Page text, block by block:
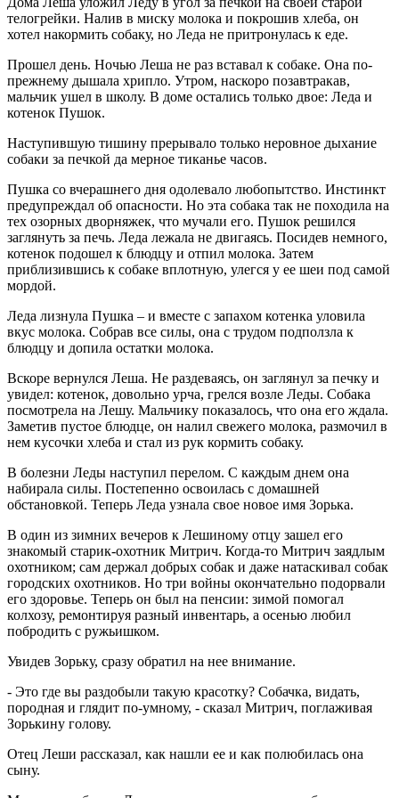
телогрейки. Налив в миску молока и покрошив хлеба, он
хотел накормить собаку, но Леда не притронулась к еде.
Прошел день. Ночью Леша не раз вставал к собаке. Она по-
прежнему дышала хрипло. Утром, наскоро позавтракав,
мальчик ушел в школу. В доме остались только двое: Леда и
котенок Пушок.
Наступившую тишину прерывало только неровное дыхание
собаки за печкой да мерное тиканье часов.
Пушка со вчерашнего дня одолевало любопытство. Инстинкт
предупреждал об опасности. Но эта собака так не походила на
тех озорных дворняжек, что мучали его. Пушок решился
заглянуть за печь. Леда лежала не двигаясь. Посидев немного,
котенок подошел к блюдцу и отпил молока. Затем
приблизившись к собаке вплотную, улегся у ее шеи под самой
мордой.
Леда лизнула Пушка – и вместе с запахом котенка уловила
вкус молока. Собрав все силы, она с трудом подползла к
блюдцу и допила остатки молока.
Вскоре вернулся Леша. Не раздеваясь, он заглянул за печку и
увидел: котенок, довольно урча, грелся возле Леды. Собака
посмотрела на Лешу. Мальчику показалось, что она его ждала.
Заметив пустое блюдце, он налил свежего молока, размочил в
нем кусочки хлеба и стал из рук кормить собаку.
В болезни Леды наступил перелом. С каждым днем она
набирала силы. Постепенно освоилась с домашней
обстановкой. Теперь Леда узнала свое новое имя Зорька.
В один из зимних вечеров к Лешиному отцу зашел его
знакомый старик-охотник Митрич. Когда-то Митрич заядлым
охотником; сам держал добрых собак и даже натаскивал собак
городских охотников. Но три войны окончательно подорвали
его здоровье. Теперь он был на пенсии: зимой помогал
колхозу, ремонтируя разный инвентарь, а осенью любил
побродить с ружьишком.
Увидев Зорьку, сразу обратил на нее внимание.
- Это где вы раздобыли такую красотку? Собачка, видать,
породная и глядит по-умному, - сказал Митрич, поглаживая
Зорькину голову.
Отец Леши рассказал, как нашли ее и как полюбилась она
сыну.